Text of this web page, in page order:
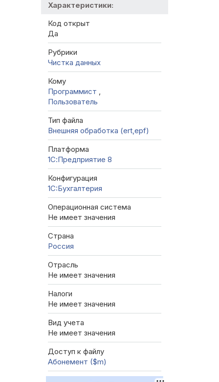
Характеристики:
Код открыт
Да
Рубрики
Чистка данных
Кому
Программист ,
Пользователь
Тип файла
Внешняя обработка (ert,epf)
Платформа
1С:Предприятие 8
Конфигурация
1C:Бухгалтерия
Операционная система
Не имеет значения
Страна
Россия
Отрасль
Не имеет значения
Налоги
Не имеет значения
Вид учета
Не имеет значения
Доступ к файлу
Абонемент ($m)